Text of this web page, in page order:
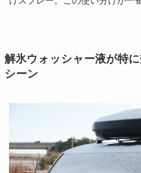
解氷ウォッシャー液が特
シーン